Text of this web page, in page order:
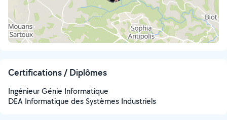
Certifications / Diplômes
Ingénieur Génie Informatique
DEA Informatique des Systèmes Industriels